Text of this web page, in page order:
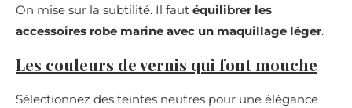
On mise sur la subtilité. Il faut équilibrer les
accessoires robe marine avec un maquillage léger.
Les couleurs de vernis qui font mouche
Sélectionnez des teintes neutres pour une élégance